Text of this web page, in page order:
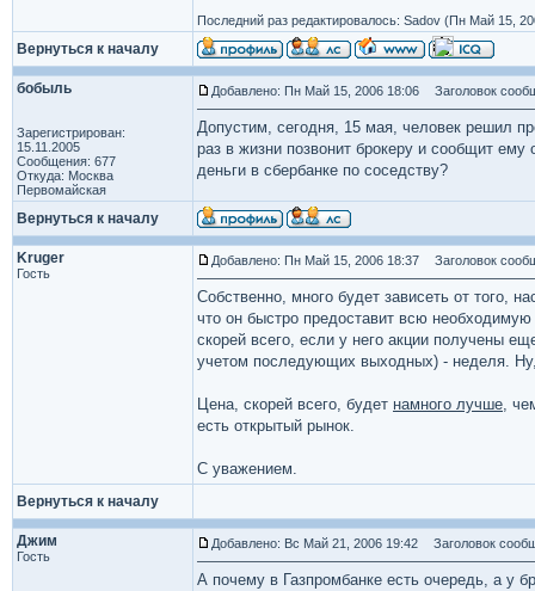
Последний раз редактировалось: Sadov (Пн Май 15,
Вернуться к началу
бобыль
Зарегистрирован:
15.11.2005
Сообщения: 677
Откуда: Москва
Первомайская
Добавлено: Пн Май 15, 2006 18:06 Заголовок
Допустим, сегодня, 15 мая, человек решил
раз в жизни позвонит брокеру и сообщит
деньги в сбербанке по соседству?
Вернуться к началу
Kruger
Гость
Добавлено: Пн Май 15, 2006 18:37 Заголовок
Собственно, много будет зависеть от того,
что он быстро предоставит всю
скорей всего, если у него акции получены
учетом последующих выходных) - неделя.
Цена, скорей всего, будет намного лучше,
есть открытый рынок.
С уважением.
Вернуться к началу
Джим
Гость
Добавлено: Вс Май 21, 2006 19:42 Заголовок
А почему в Газпромбанке есть очередь, а у